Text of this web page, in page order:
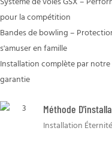
pour la compétition
Bandes de bowling –
s'amuser en famille
Installation complète par
garantie
Méthode
Installation Éternité